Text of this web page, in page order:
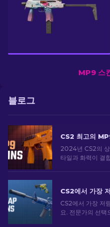
MP9 스
블로그
2024년 CS2의
타일과 화력이 결
CS2에서 가장 저
요. 전문가의 선택